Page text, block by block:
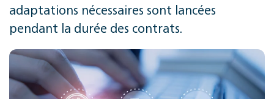
adaptations nécessaires sont lancées
pendant la durée des contrats.